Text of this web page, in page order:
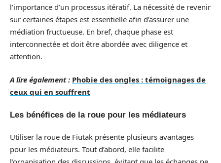
l’importance d’un processus itératif. La nécessité de revenir
sur certaines étapes est essentielle afin d’assurer une
médiation fructueuse. En bref, chaque phase est
interconnectée et doit être abordée avec diligence et
attention.
A lire également : Phobie des ongles : témoignages de
ceux qui en souffrent
Les bénéfices de la roue pour les médiateurs
Utiliser la roue de Fiutak présente plusieurs avantages
pour les médiateurs. Tout d’abord, elle facilite